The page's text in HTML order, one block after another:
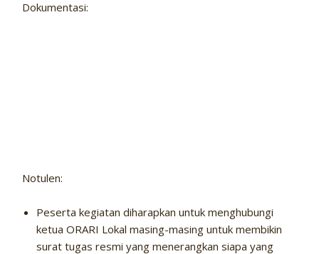
Dokumentasi:
Notulen:
Peserta kegiatan diharapkan untuk menghubungi
ketua ORARI Lokal masing-masing untuk membikin
surat tugas resmi yang menerangkan siapa yang